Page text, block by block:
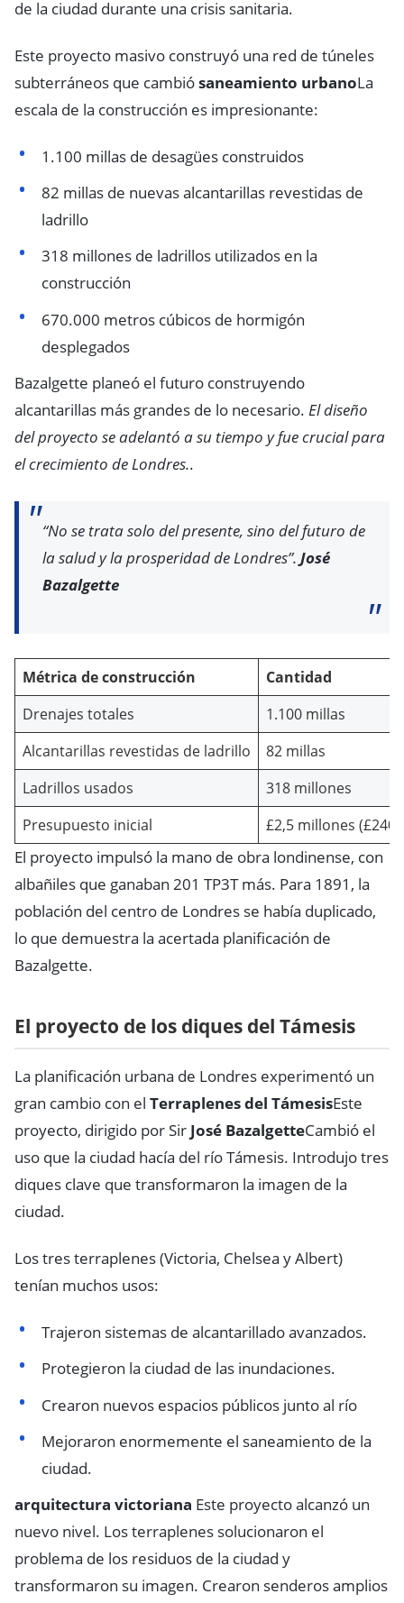
de la ciudad durante una crisis sanitaria.
Este proyecto masivo construyó una red de túneles
subterráneos que cambiósaneamiento urbanoLa
escala de la construcción es impresionante:
1.100 millas de desagües construidos
82 millas de nuevas alcantarillas revestidas de
ladrillo
318 millones de ladrillos utilizados en la
construcción
670.000 metros cúbicos de hormigón
desplegados
Bazalgette planeó el futuro construyendo
alcantarillas más grandes de lo necesario. El diseño
del proyecto se adelantó a su tiempo y fue crucial para
el crecimiento de Londres..
“No se trata solo del presente, sino del futuro de
la salud y la prosperidad de Londres”.José
Bazalgette
Métrica de construcción
Cantidad
Drenajes totales
1.100 millas
Alcantarillas revestidas de ladrillo
82 millas
Ladrillos usados
318 millones
Presupuesto inicial
£2,5 millones (£240
El proyecto impulsó la mano de obra londinense, con
albañiles que ganaban 201 TP3T más. Para 1891, la
población del centro de Londres se había duplicado,
lo que demuestra la acertada planificación de
Bazalgette.
El proyecto de los diques del Támesis
La planificación urbana de Londres experimentó un
gran cambio con el Terraplenes del TámesisEste
proyecto, dirigido por Sir José BazalgetteCambió el
uso que la ciudad hacía del río Támesis. Introdujo tres
diques clave que transformaron la imagen de la
ciudad.
Los tres terraplenes (Victoria, Chelsea y Albert)
tenían muchos usos:
Trajeron sistemas de alcantarillado avanzados.
Protegieron la ciudad de las inundaciones.
Crearon nuevos espacios públicos junto al río
Mejoraron enormemente el saneamiento de la
ciudad.
arquitectura victoriana Este proyecto alcanzó un
nuevo nivel. Los terraplenes solucionaron el
problema de los residuos de la ciudad y
transformaron su imagen. Crearon senderos amplios